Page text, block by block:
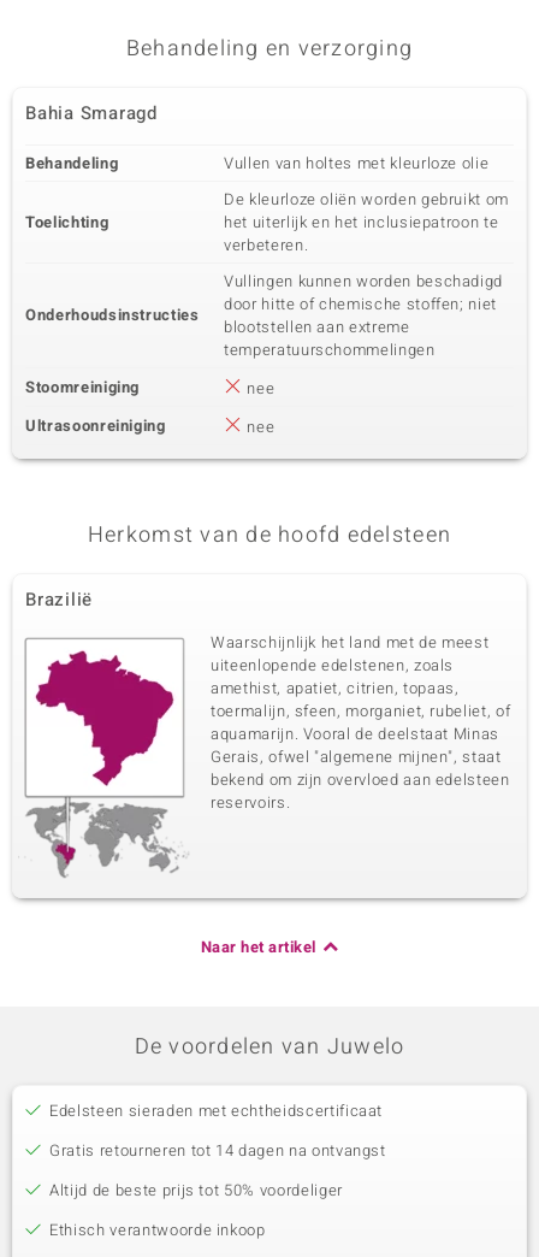
Behandeling en verzorging
Bahia Smaragd
Behandeling Vullen van holtes met kleurloze olie
Toelichting
De kleurloze oliën worden gebruikt om
het uiterlijk en het inclusiepatroon te
verbeteren.
Onderhoudsinstructies
Vullingen kunnen worden beschadigd
door hitte of chemische stoffen; niet
blootstellen aan extreme
temperatuurschommelingen
Stoomreiniging
nee
Ultrasoonreiniging
nee
Herkomst van de hoofd edelsteen
Brazilië
Waarschijnlijk het land met de meest
uiteenlopende edelstenen, zoals
amethist, apatiet, citrien, topaas,
toermalijn, sfeen, morganiet, rubeliet, of
aquamarijn. Vooral de deelstaat Minas
Gerais, ofwel "algemene mijnen", staat
bekend om zijn overvloed aan edelsteen
reservoirs.
Naar het artikel
De voordelen van Juwelo
Edelsteen sieraden met echtheidscertificaat
Gratis retourneren tot 14 dagen na ontvangst
Altijd de beste prijs tot 50% voordeliger
Ethisch verantwoorde inkoop